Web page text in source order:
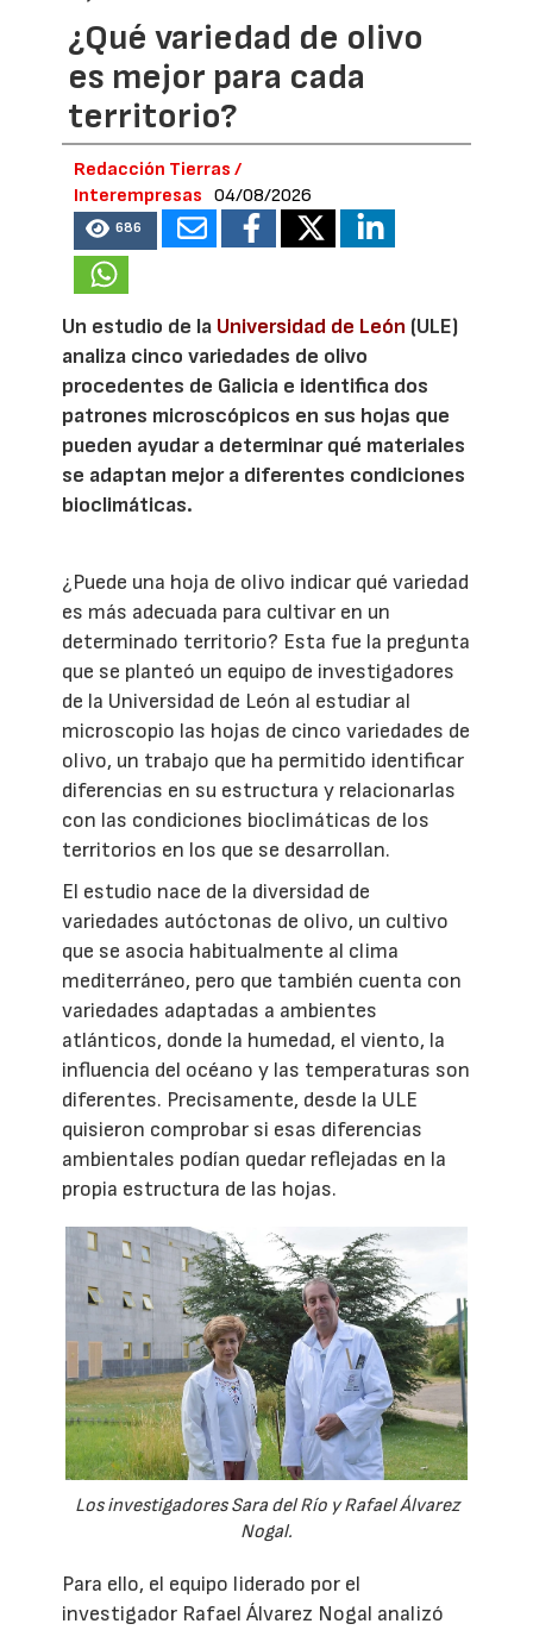
¿Qué variedad de olivo
es mejor para cada
territorio?
Redacción Tierras /
Interempresas
04/08/2026
686
Un estudio de la Universidad de León (ULE)
analiza cinco variedades de olivo
procedentes de Galicia e identifica dos
patrones microscópicos en sus hojas que
pueden ayudar a determinar qué materiales
se adaptan mejor a diferentes condiciones
bioclimáticas.
¿Puede una hoja de olivo indicar qué variedad
es más adecuada para cultivar en un
determinado territorio? Esta fue la pregunta
que se planteó un equipo de investigadores
de la Universidad de León al estudiar al
microscopio las hojas de cinco variedades de
olivo, un trabajo que ha permitido identificar
diferencias en su estructura y relacionarlas
con las condiciones bioclimáticas de los
territorios en los que se desarrollan.
El estudio nace de la diversidad de
variedades autóctonas de olivo, un cultivo
que se asocia habitualmente al clima
mediterráneo, pero que también cuenta con
variedades adaptadas a ambientes
atlánticos, donde la humedad, el viento, la
influencia del océano y las temperaturas son
diferentes. Precisamente, desde la ULE
quisieron comprobar si esas diferencias
ambientales podían quedar reflejadas en la
propia estructura de las hojas.
Los investigadores Sara del Río y Rafael Álvarez
Nogal.
Para ello, el equipo liderado por el
investigador Rafael Álvarez Nogal analizó